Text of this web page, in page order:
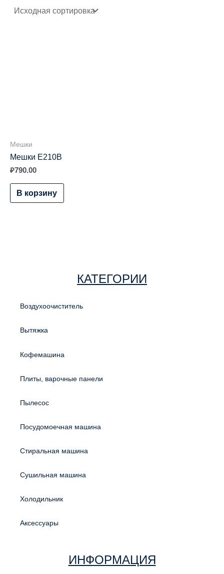
Мешки
Мешки E210B
₽790.00
В корзину
КАТЕГОРИИ
Воздухоочиститель
Вытяжка
Кофемашина
Плиты, варочные панели
Пылесос
Посудомоечная машина
Стиральная машина
Сушильная машина
Холодильник
Аксессуары
ИНФОРМАЦИЯ